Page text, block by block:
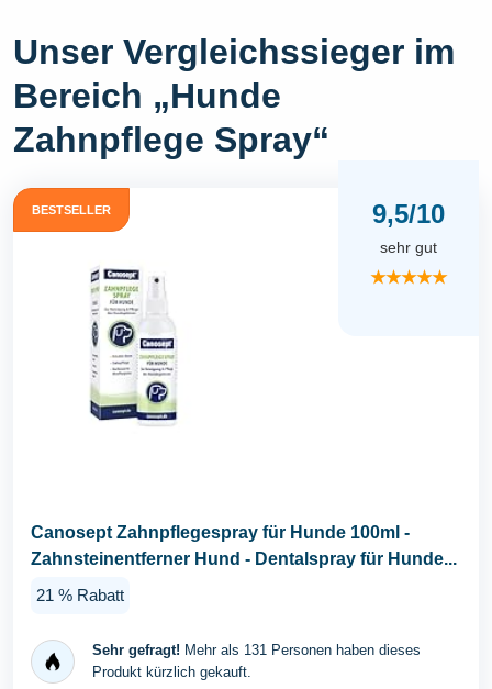
Unser Vergleichssieger im
Bereich „Hunde
Zahnpflege Spray“
BESTSELLER 9,5/10
sehr gut
★★★★★
Canosept Zahnpflegespray für Hunde 100ml -
Zahnsteinentferner Hund - Dentalspray für Hunde...
21 % Rabatt
Sehr gefragt! Mehr als 131 Personen haben dieses
Produkt kürzlich gekauft.